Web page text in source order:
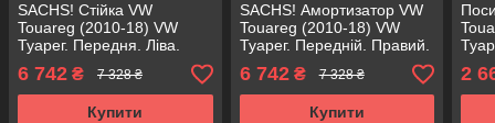
SACHS! Стійка VW
Touareg (2010-18) VW
Туарег. Передня. Ліва.
315999 , 19-189666 САКС
6 742 ₴ 7 328 ₴
Купити
SACHS! Амортизатор VW
Touareg (2010-18) VW
Туарег. Передній. Правий.
315998 , 19-189673 САКС
6 742₴ 7 328 ₴
Купити
2